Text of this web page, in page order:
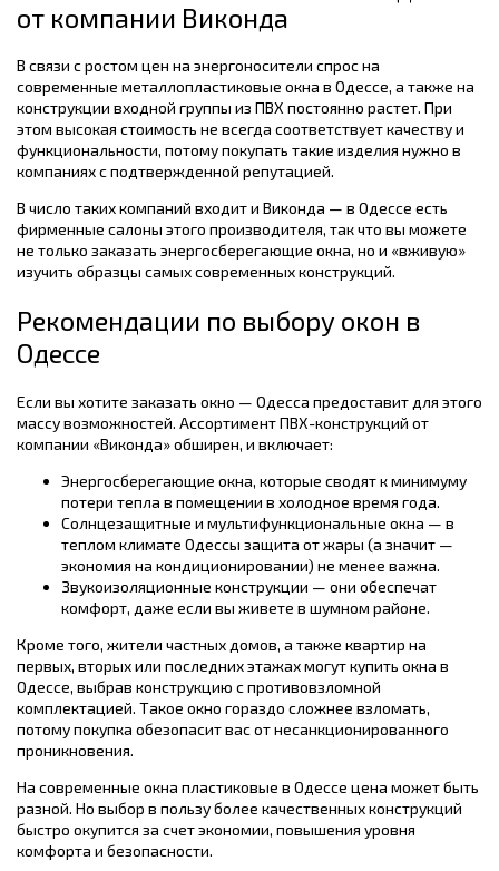
от компании Виконда
В связи с ростом цен на энергоносители спрос на
современные металлопластиковые окна в Одессе, а также на
конструкции входной группы из ПВХ постоянно растет. При
этом высокая стоимость не всегда соответствует качеству и
функциональности, потому покупать такие изделия нужно в
компаниях с подтвержденной репутацией.
В число таких компаний входит и Виконда — в Одессе есть
фирменные салоны этого производителя, так что вы можете
не только заказать энергосберегающие окна, но и «вживую»
изучить образцы самых современных конструкций.
Рекомендации по выбору окон в
Одессе
Если вы хотите заказать окно — Одесса предоставит для этого
массу возможностей. Ассортимент ПВХ-конструкций от
компании «Виконда» обширен, и включает:
Энергосберегающие окна, которые сводят к минимуму
потери тепла в помещении в холодное время года.
Солнцезащитные и мультифункциональные окна — в
теплом климате Одессы защита от жары (а значит —
экономия на кондиционировании) не менее важна.
Звукоизоляционные конструкции — они обеспечат
комфорт, даже если вы живете в шумном районе.
Кроме того, жители частных домов, а также квартир на
первых, вторых или последних этажах могут купить окна в
Одессе, выбрав конструкцию с противовзломной
комплектацией. Такое окно гораздо сложнее взломать,
потому покупка обезопасит вас от несанкционированного
проникновения.
На современные окна пластиковые в Одессе цена может быть
разной. Но выбор в пользу более качественных конструкций
быстро окупится за счет экономии, повышения уровня
комфорта и безопасности.